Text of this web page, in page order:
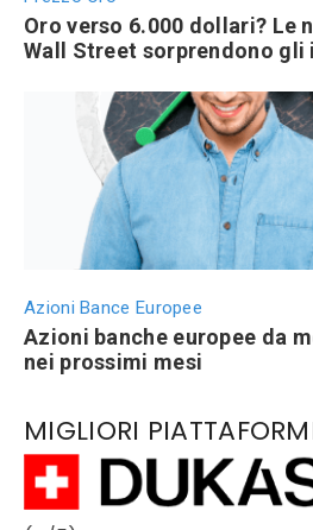
Oro verso 6.000 dollari? Le
Wall Street sorprendono
Azioni Bance Europee
Azioni banche europee da
nei prossimi mesi
MIGLIORI